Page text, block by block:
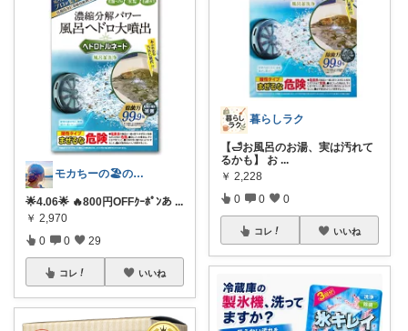
モカちーの🏖️のんびりライフ🐈✨
🌟4.06🌟 🔥800円OFFｸｰﾎﾟﾝあ ...
￥ 2,970
0 0 29
コレ いいね
暮らしラク
【🛁お風呂のお湯、実は汚れて
るかも】 お ...
￥ 2,228
0 0 0
コレ いいね